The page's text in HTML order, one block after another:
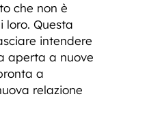
che non è
loro. Questa
intendere
aperta a nuove
a
relazione